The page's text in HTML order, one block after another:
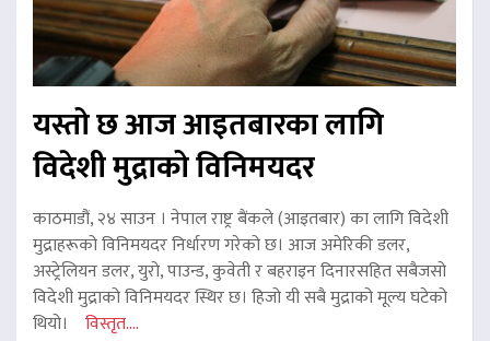
यस्तो छ आज आइतबारका लागि
विदेशी मुद्राको विनिमयदर
काठमाडौं, २४ साउन । नेपाल राष्ट्र बैंकले (आइतबार) का लागि विदेशी
मुद्राहरूको विनिमयदर निर्धारण गरेको छ। आज अमेरिकी डलर,
अस्ट्रेलियन डलर, युरो, पाउन्ड, कुवेती र बहराइन दिनारसहित सबैजसो
विदेशी मुद्राको विनिमयदर स्थिर छ। हिजो यी सबै मुद्राको मूल्य घटेको
थियो। विस्तृत....